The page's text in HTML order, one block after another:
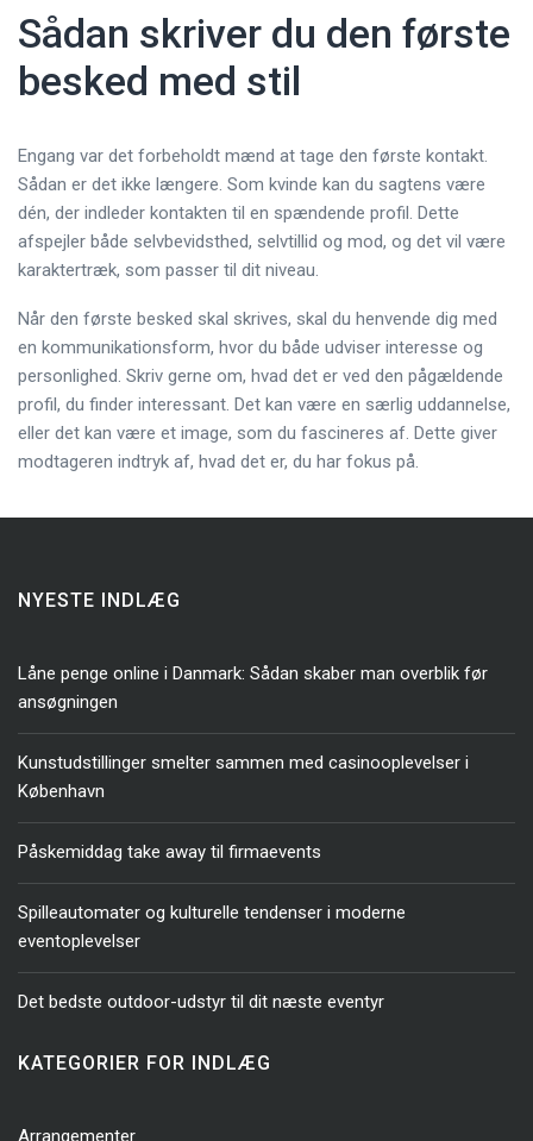
Sådan skriver du den første
besked med stil
Engang var det forbeholdt mænd at tage den første kontakt.
Sådan er det ikke længere. Som kvinde kan du sagtens være
dén, der indleder kontakten til en spændende profil. Dette
afspejler både selvbevidsthed, selvtillid og mod, og det vil være
karaktertræk, som passer til dit niveau.
Når den første besked skal skrives, skal du henvende dig med
en kommunikationsform, hvor du både udviser interesse og
personlighed. Skriv gerne om, hvad det er ved den pågældende
profil, du finder interessant. Det kan være en særlig uddannelse,
eller det kan være et image, som du fascineres af. Dette giver
modtageren indtryk af, hvad det er, du har fokus på.
NYESTE INDLÆG
Låne penge online i Danmark: Sådan skaber man overblik før
ansøgningen
Kunstudstillinger smelter sammen med casinooplevelser i
København
Påskemiddag take away til firmaevents
Spilleautomater og kulturelle tendenser i moderne
eventoplevelser
Det bedste outdoor-udstyr til dit næste eventyr
KATEGORIER FOR INDLÆG
Arrangementer